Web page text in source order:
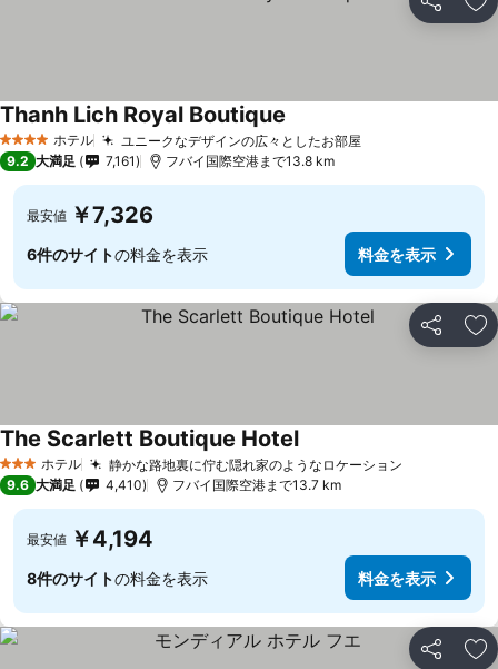
シェア お
4 ホテルのランク
ホテル ユニークなデザインの広々としたお部屋料金を表示
Thanh Lich Royal Boutique
9.2 大満足 7,161 フバイ国際空港まで13.8 km
最安値 ￥7,326
6件のサイトの料金を表示 料金を表示
シェア お
3 ホテルのランク
ホテル 静かな路地裏に佇む隠れ家のようなロケーション
The Scarlett Boutique Hotel料金を表示
9.6 大満足 4,410 フバイ国際空港まで13.7 km
最安値 ￥4,194
8件のサイトの料金を表示 料金を表示
シェア お